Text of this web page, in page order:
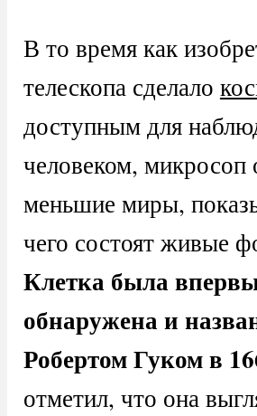
В то время как
телескопа сделало
доступным для
человеком, микросоп
меньшие миры,
чего состоят живые
Клетка была
обнаружена и
Робертом Гуком в
отметил, что она